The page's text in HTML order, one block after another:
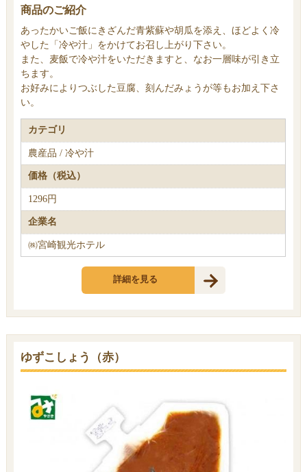
商品のご紹介
あったかいご飯にきざんだ青紫蘇や胡瓜を添え、ほどよく冷
やした「冷や汁」をかけてお召し上がり下さい。
また、麦飯で冷や汁をいただきますと、なお一層味が引き立
ちます。
お好みによりつぶした豆腐、刻んだみょうが等もお加え下さ
い。
カテゴリ
農産品 / 冷や汁
価格（税込）
1296円
企業名
㈱宮崎観光ホテル
詳細を見る
ゆずこしょう（赤）